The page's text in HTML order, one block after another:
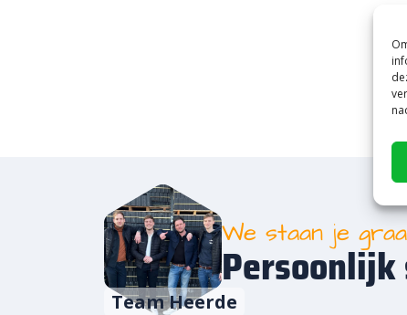
Team Heerde
We staan je